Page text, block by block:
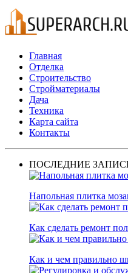
Главная
Отделка
Строительство
Стройматериалы
Дача
Техника
Карта сайта
Контакты
ПОСЛЕДНИЕ
Напольная плитка
Как сделать ремонт
Как и чем правильно